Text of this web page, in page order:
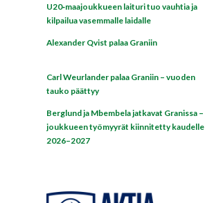
U20‑maajoukkueen laituri tuo vauhtia ja
kilpailua vasemmalle laidalle
Alexander Qvist palaa Graniin
Carl Weurlander palaa Graniin – vuoden
tauko päättyy
Berglund ja Mbembela jatkavat Granissa –
joukkueen työmyyrät kiinnitetty kaudelle
2026–2027